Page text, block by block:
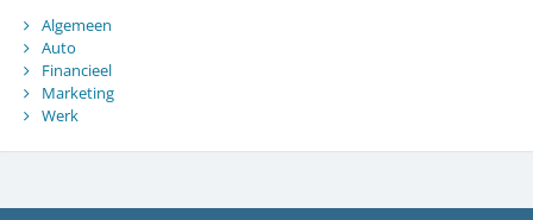
Algemeen
Auto
Financieel
Marketing
Werk